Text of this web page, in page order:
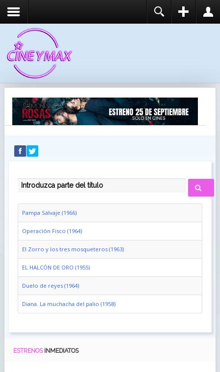
RECUÉRDEME
IDENTIFICARSE
INTRODUZCA PARTE DEL TÍTULO
Pampa Salvaje (1966)
Operación Fisco (1964)
El Zorro y los tres mosqueteros (1963)
EL HALCÓN DE ORO (1955)
Duelo de reyes (1964)
Diana. La muchacha del palio (1958)
ESTRENOS INMEDIATOS